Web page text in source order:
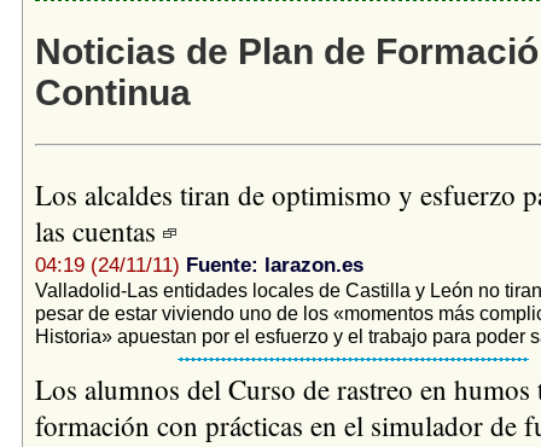
Noticias de Plan de
Continua
Los alcaldes tiran de optimismo y esfuerzo
las cuentas
04:19 (24/11/11) Fuente: larazon.es
Valladolid-Las entidades locales de Castilla y León no
pesar de estar viviendo uno de los «momentos más
Historia» apuestan por el esfuerzo y el trabajo para poder
Los alumnos del Curso de rastreo en humos
formación con prácticas en el simulador de